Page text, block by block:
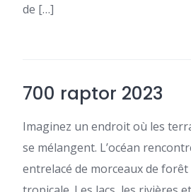
de […]
700 raptor 2023
Imaginez un endroit où les
se mélangent. L’océan
entrelacé de morceaux de